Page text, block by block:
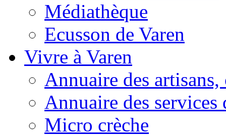
Médiathèque
Ecusson de Varen
Vivre à Varen
Annuaire des
Annuaire des services
Micro crèche